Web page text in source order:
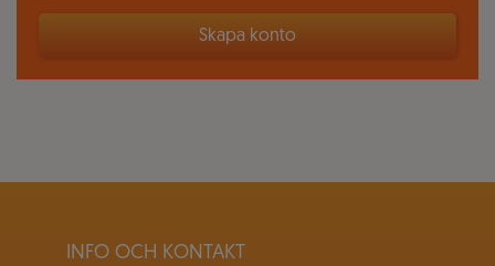
Skapa konto
INFO OCH KONTAKT